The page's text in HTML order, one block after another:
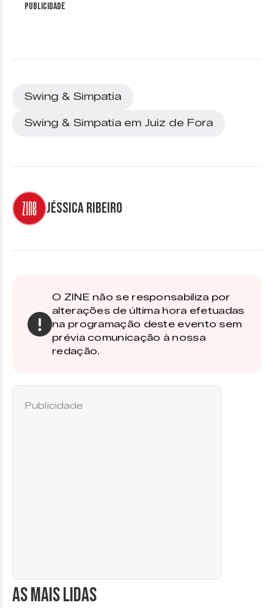
Publicidade
Swing & Simpatia
Swing & Simpatia em Juiz de Fora
Jéssica Ribeiro
O ZINE não se responsabiliza por
alterações de última hora efetuadas
na programação deste evento sem
prévia comunicação à nossa
redação.
AS MAIS LIDAS
Publicidade